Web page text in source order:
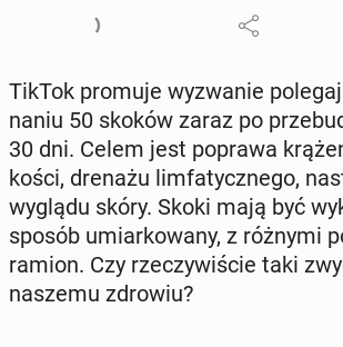
TikTok promuje wy­zwa­nie
na­niu 50 skoków zaraz po
30 dni. Celem jest poprawa
kości, drenażu lim­fa­tycz­ne­go,
wyglądu skóry. Skoki mają być
sposób umiar­ko­wa­ny, z różnymi
ramion. Czy rze­czy­wi­ście taki
naszemu zdrowiu?